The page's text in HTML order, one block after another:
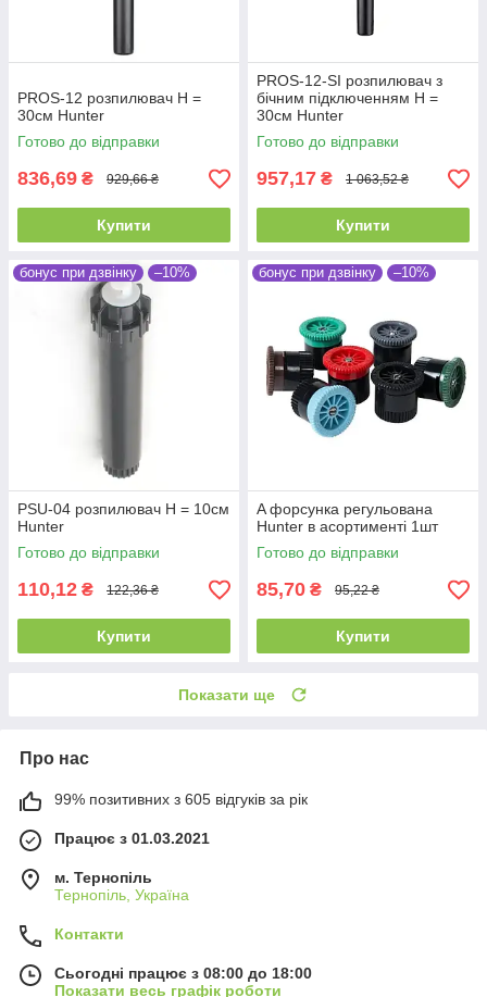
PROS-12 розпилювач Н =
30см Hunter
Готово до відправки
836,69 ₴ 929,66 ₴
Купити
PROS-12-SI розпилювач з
бічним підключенням Н =
30см Hunter
Готово до відправки
957,17 ₴ 1 063,52 ₴
Купити
бонус при дзвінку –10%
PSU-04 розпилювач Н = 10см
Hunter
Готово до відправки
110,12 ₴ 122,36 ₴
Купити
бонус при дзвінку –10%
A форсунка регульована
Hunter в асортименті 1шт
Готово до відправки
85,70 ₴ 95,22 ₴
Купити
Показати ще
Про нас
99% позитивних з 605 відгуків за рік
Працює з 01.03.2021
м. Тернопіль
Тернопіль, Україна
Контакти
Сьогодні працює з 08:00 до 18:00
Показати весь графік роботи